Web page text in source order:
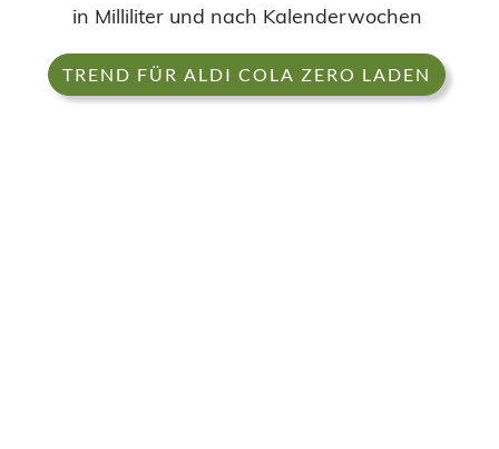
in Milliliter und nach Kalenderwochen
TREND FÜR ALDI COLA ZERO LADEN